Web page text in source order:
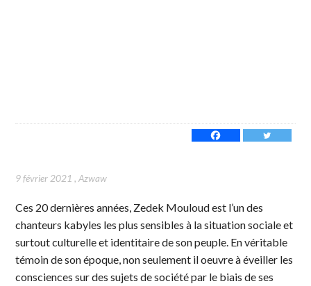
9 février 2021 ,Azwaw
Ces 20 dernières années, Zedek Mouloud est l’un des
chanteurs kabyles les plus sensibles à la situation sociale et
surtout culturelle et identitaire de son peuple. En véritable
témoin de son époque, non seulement il oeuvre à éveiller les
consciences sur des sujets de société par le biais de ses